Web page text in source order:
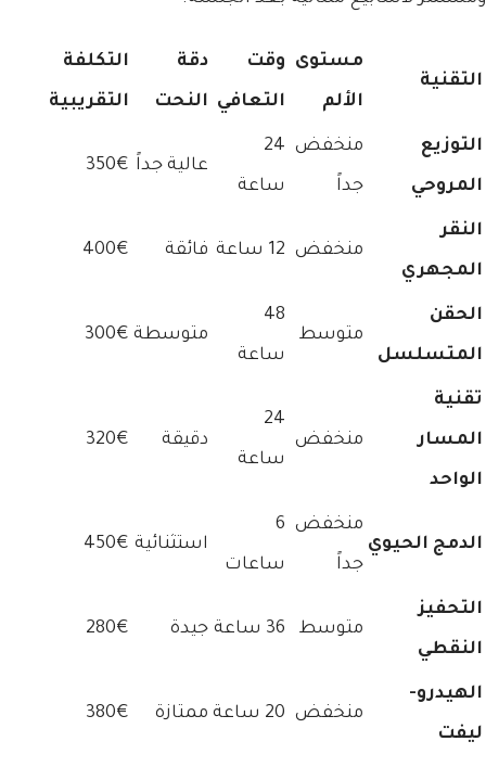
التقنية
مستوى
الألم
وقت
التعافي
دقة
النحت
التكلفة
التقريبية
التوزيع
المروحي
منخفض
جداً
24
ساعة
عالية جداً 350€
النقر
المجهري
منخفض 12 ساعة فائقة 400€
الحقن
المتسلسل
متوسط
48
ساعة
متوسطة 300€
تقنية
المسار
الواحد
منخفض
24
ساعة
دقيقة 320€
الدمج الحيوي
منخفض
جداً
6
ساعات
استثنائية 450€
التحفيز
النقطي
متوسط 36 ساعة جيدة 280€
الهيدرو-
ليفت
منخفض 20 ساعة ممتازة 380€